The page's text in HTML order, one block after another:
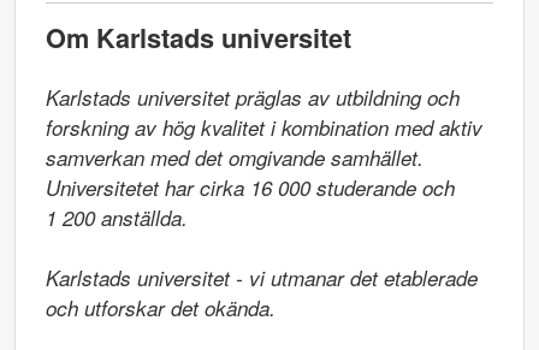
Om Karlstads universitet
Karlstads universitet präglas av utbildning och
forskning av hög kvalitet i kombination med aktiv
samverkan med det omgivande samhället.
Universitetet har cirka 16 000 studerande och
1 200 anställda.
Karlstads universitet - vi utmanar det etablerade
och utforskar det okända.